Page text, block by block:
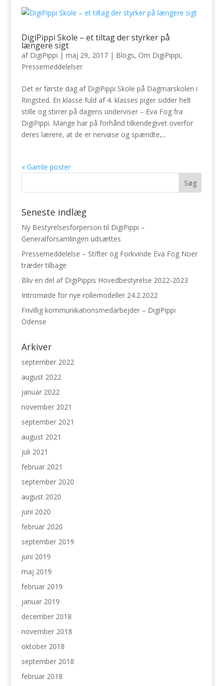
DigiPippi Skole – et tiltag der styrker på
længere sigt
af DigiPippi | maj 29, 2017| Blogs, Om DigiPippi,
Pressemeddelelser
Det er første dag af DigiPippi Skole på Dagmarskolen i
Ringsted. En klasse fuld af 4. klasses piger sidder helt
stille og stirrer på dagens underviser – Eva Fog fra
DigiPippi. Mange har på forhånd tilkendegivet overfor
deres lærere, at de er nervøse og spændte,...
« Gamle poster
Seneste indlæg
Ny Bestyrelsesforperson til DigiPippi –
Generalforsamlingen udsættes
Pressemeddelelse – Stifter og Forkvinde Eva Fog Noer
træder tilbage
Bliv en del af DigiPippis Hovedbestyrelse 2022-2023
Intromøde for nye rollemodeller 24.2.2022
Frivillig kommunikationsmedarbejder – DigiPippi
Odense
Arkiver
september 2022
august 2022
januar 2022
november 2021
september 2021
august 2021
juli 2021
februar 2021
september 2020
august 2020
juni 2020
februar 2020
september 2019
juni 2019
maj 2019
februar 2019
januar 2019
december 2018
november 2018
oktober 2018
september 2018
februar 2018